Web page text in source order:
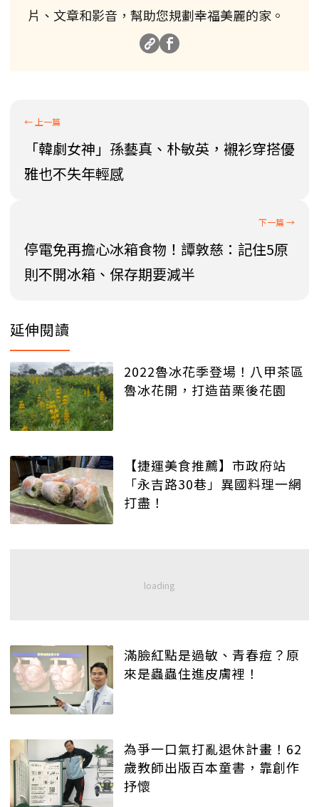
片、文章和影音，幫助您規劃幸福美麗的家。
「韓劇女神」孫藝真、朴敏英，襯衫穿搭優
雅也不失年輕感
停電免再擔心冰箱食物！譚敦慈：記住5原
則不開冰箱、保存期要減半
延伸閱讀
2022魯冰花季登場！八甲茶區
魯冰花開，打造苗栗後花園
【捷運美食推薦】市政府站
「永吉路30巷」異國料理一網
打盡！
滿臉紅點是過敏、青春痘？原
來是蟲蟲住進皮膚裡！
為爭一口氣打亂退休計畫！62
歲教師出版百本童書，靠創作
抒懷